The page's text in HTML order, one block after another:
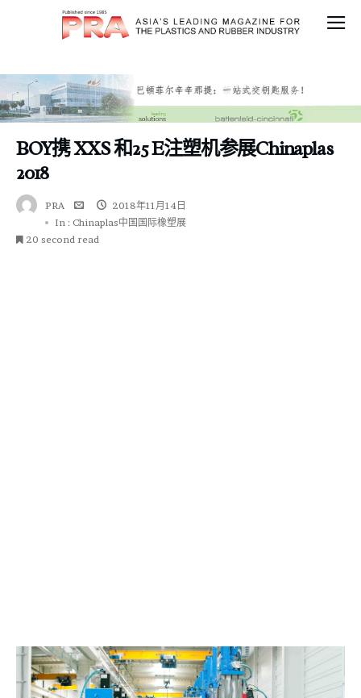
BOY携 XXS 和25 E注塑机参展Chinaplas
2018
PRA
2018年11月14日
In : Chinaplas中国国际橡塑展
20 second read